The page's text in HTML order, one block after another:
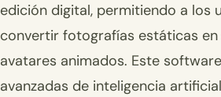
edición digital, permitiendo a los
convertir fotografías estáticas
avatares animados. Este
avanzadas de inteligencia